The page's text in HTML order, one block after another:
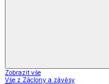
Zobrazit vše
Vše z Záclony a závěsy